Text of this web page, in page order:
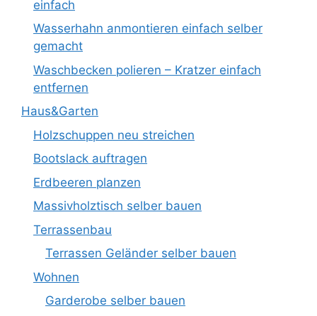
einfach
Wasserhahn anmontieren einfach selber
gemacht
Waschbecken polieren – Kratzer einfach
entfernen
Haus&Garten
Holzschuppen neu streichen
Bootslack auftragen
Erdbeeren planzen
Massivholztisch selber bauen
Terrassenbau
Terrassen Geländer selber bauen
Wohnen
Garderobe selber bauen